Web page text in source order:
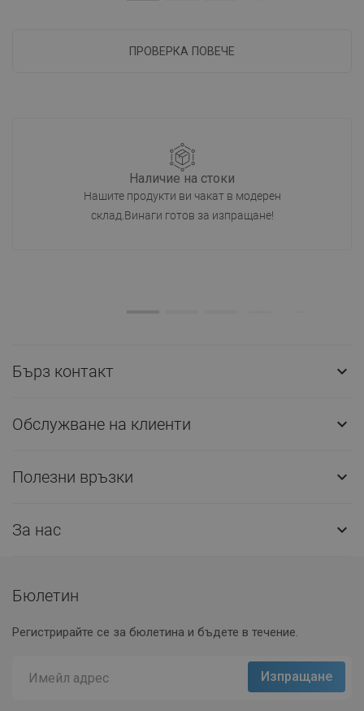
ПРОВЕРКА ПОВЕЧЕ
Наличие на стоки
Нашите продукти ви чакат в модерен
склад.Винаги готов за изпращане!
Бърз контакт 
Обслужване на клиенти 
Полезни връзки 
За нас 
Бюлетин
Регистрирайте се за бюлетина и бъдете в течение.